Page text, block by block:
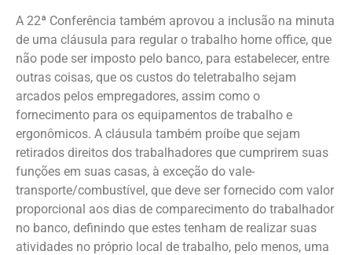
A 22ª Conferência também aprovou a inclusão na minuta
de uma cláusula para regular o trabalho home office, que
não pode ser imposto pelo banco, para estabelecer, entre
outras coisas, que os custos do teletrabalho sejam
arcados pelos empregadores, assim como o
fornecimento para os equipamentos de trabalho e
ergonômicos. A cláusula também proíbe que sejam
retirados direitos dos trabalhadores que cumprirem suas
funções em suas casas, à exceção do vale-
transporte/combustível, que deve ser fornecido com valor
proporcional aos dias de comparecimento do trabalhador
no banco, definindo que estes tenham de realizar suas
atividades no próprio local de trabalho, pelo menos, uma